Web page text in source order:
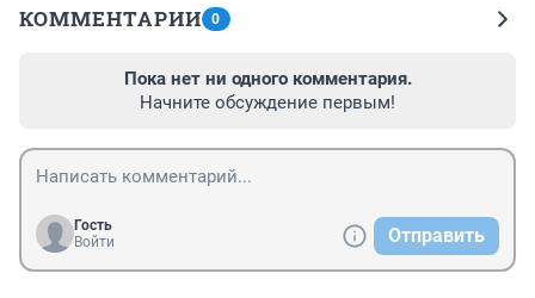
КОММЕНТАРИИ 0
Пока нет ни одного комментария.
Начните обсуждение первым!
Гость
Войти
Отправить